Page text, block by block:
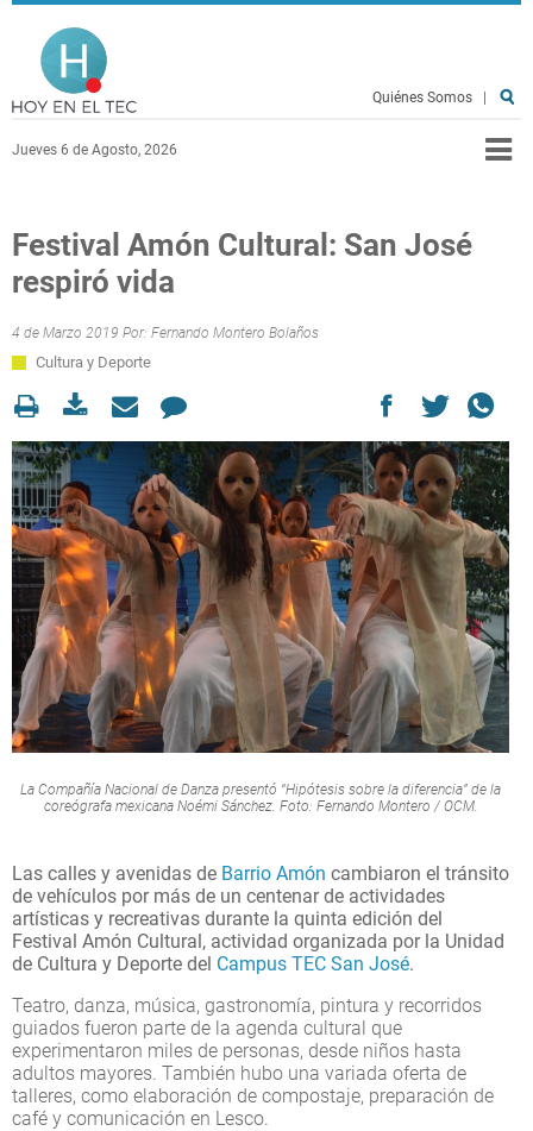
Pasar al contenido principal
Jueves 6 de Agosto, 2026
Quiénes Somos
Festival Amón Cultural: San José
respiró vida
4 de Marzo 2019 Por: Fernando Montero Bolaños
Cultura y Deporte
La Compañía Nacional de Danza presentó “Hipótesis sobre la diferencia” de la
coreógrafa mexicana Noémi Sánchez. Foto: Fernando Montero / OCM.
Las calles y avenidas de Barrio Amón cambiaron el tránsito
de vehículos por más de un centenar de actividades
artísticas y recreativas durante la quinta edición del
Festival Amón Cultural, actividad organizada por la Unidad
de Cultura y Deporte del Campus TEC San José.
Teatro, danza, música, gastronomía, pintura y recorridos
guiados fueron parte de la agenda cultural que
experimentaron miles de personas, desde niños hasta
adultos mayores. También hubo una variada oferta de
talleres, como elaboración de compostaje, preparación de
café y comunicación en Lesco.